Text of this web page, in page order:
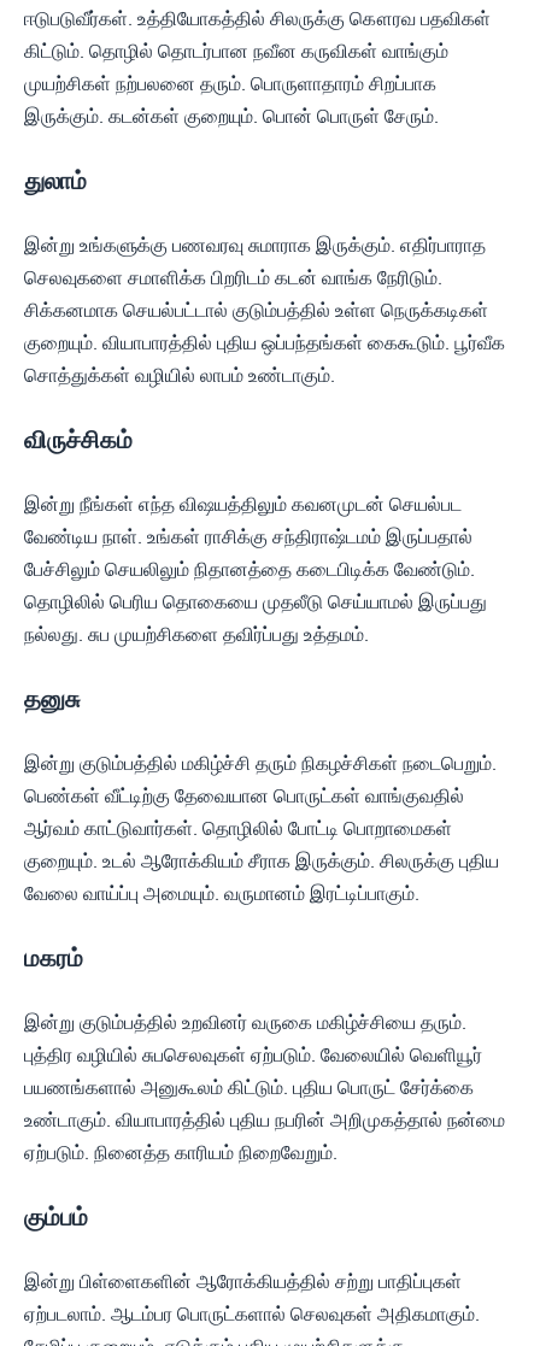
ஈடுபடுவீர்கள். உத்தியோகத்தில் சிலருக்கு கௌரவ பதவிகள்
கிட்டும். தொழில் தொடர்பான நவீன கருவிகள் வாங்கும்
முயற்சிகள் நற்பலனை தரும். பொருளாதாரம் சிறப்பாக
இருக்கும். கடன்கள் குறையும். பொன் பொருள் சேரும்.
துலாம்
இன்று உங்களுக்கு பணவரவு சுமாராக இருக்கும். எதிர்பாராத
செலவுகளை சமாளிக்க பிறரிடம் கடன் வாங்க நேரிடும்.
சிக்கனமாக செயல்பட்டால் குடும்பத்தில் உள்ள நெருக்கடிகள்
குறையும். வியாபாரத்தில் புதிய ஒப்பந்தங்கள் கைகூடும். பூர்வீக
சொத்துக்கள் வழியில் லாபம் உண்டாகும்.
விருச்சிகம்
இன்று நீங்கள் எந்த விஷயத்திலும் கவனமுடன் செயல்பட
வேண்டிய நாள். உங்கள் ராசிக்கு சந்திராஷ்டமம் இருப்பதால்
பேச்சிலும் செயலிலும் நிதானத்தை கடைபிடிக்க வேண்டும்.
தொழிலில் பெரிய தொகையை முதலீடு செய்யாமல் இருப்பது
நல்லது. சுப முயற்சிகளை தவிர்ப்பது உத்தமம்.
தனுசு
இன்று குடும்பத்தில் மகிழ்ச்சி தரும் நிகழச்சிகள் நடைபெறும்.
பெண்கள் வீட்டிற்கு தேவையான பொருட்கள் வாங்குவதில்
ஆர்வம் காட்டுவார்கள். தொழிலில் போட்டி பொறாமைகள்
குறையும். உடல் ஆரோக்கியம் சீராக இருக்கும். சிலருக்கு புதிய
வேலை வாய்ப்பு அமையும். வருமானம் இரட்டிப்பாகும்.
மகரம்
இன்று குடும்பத்தில் உறவினர் வருகை மகிழ்ச்சியை தரும்.
புத்திர வழியில் சுபசெலவுகள் ஏற்படும். வேலையில் வெளியூர்
பயணங்களால் அனுகூலம் கிட்டும். புதிய பொருட் சேர்க்கை
உண்டாகும். வியாபாரத்தில் புதிய நபரின் அறிமுகத்தால் நன்மை
ஏற்படும். நினைத்த காரியம் நிறைவேறும்.
கும்பம்
இன்று பிள்ளைகளின் ஆரோக்கியத்தில் சற்று பாதிப்புகள்
ஏற்படலாம். ஆடம்பர பொருட்களால் செலவுகள் அதிகமாகும்.